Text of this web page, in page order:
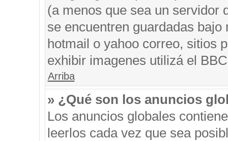
(a menos que sea un servidor
se encuentren guardadas
hotmail o yahoo correo, sitios
exhibir imagenes utilizá el
Arriba
» ¿Qué son los anuncios
Los anuncios globales
leerlos cada vez que sea